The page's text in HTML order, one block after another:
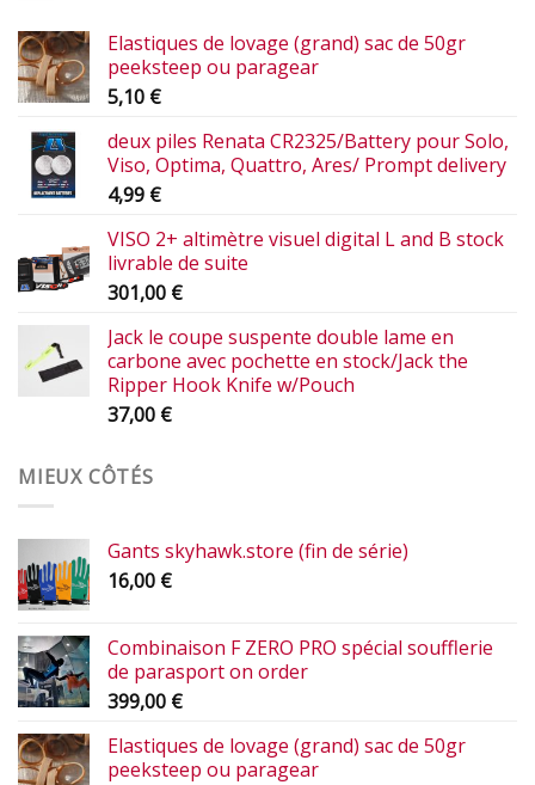
Elastiques de lovage (grand) sac de 50gr
peeksteep ou paragear
5,10 €
deux piles Renata CR2325/Battery pour Solo,
Viso, Optima, Quattro, Ares/ Prompt delivery
4,99 €
VISO 2+ altimètre visuel digital L and B stock
livrable de suite
301,00 €
Jack le coupe suspente double lame en
carbone avec pochette en stock/Jack the
Ripper Hook Knife w/Pouch
37,00 €
MIEUX CÔTÉS
Gants skyhawk.store (fin de série)
16,00 €
Combinaison F ZERO PRO spécial soufflerie
de parasport on order
399,00 €
Elastiques de lovage (grand) sac de 50gr
peeksteep ou paragear